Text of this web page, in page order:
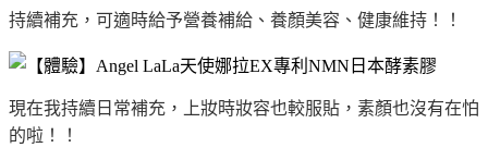
持續補充，可適時給予營養補給、養顏美容、健康維持！！
現在我持續日常補充，上妝時妝容也較服貼， 素顏也沒有在怕
的啦！！